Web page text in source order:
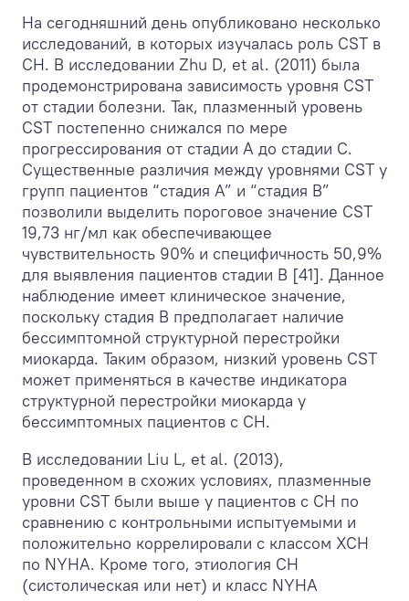
На сегодняшний день опубликовано несколько
исследований, в которых изучалась роль CST в
СН. В исследовании Zhu D, et al. (2011) была
продемонстрирована зависимость уровня CST
от стадии болезни. Так, плазменный уровень
CST постепенно снижался по мере
прогрессирования от стадии A до стадии C.
Существенные различия между уровнями CST у
групп пациентов “стадия A” и “стадия B”
позволили выделить пороговое значение CST
19,73 нг/мл как обеспечивающее
чувствительность 90% и специфичность 50,9%
для выявления пациентов стадии B [41]. Данное
наблюдение имеет клиническое значение,
поскольку стадия В предполагает наличие
бессимптомной структурной перестройки
миокарда. Таким образом, низкий уровень CST
может применяться в качестве индикатора
структурной перестройки миокарда у
бессимптомных пациентов с СН.
В исследовании Liu L, et al. (2013),
проведенном в схожих условиях, плазменные
уровни CST были выше у пациентов с СН по
сравнению с контрольными испытуемыми и
положительно коррелировали с классом ХСН
по NYHA. Кроме того, этиология СН
(систолическая или нет) и класс NYHA